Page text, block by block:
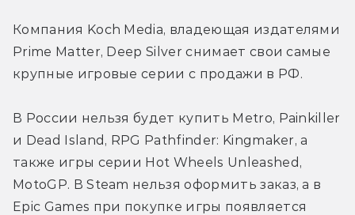
Компания Koch Media, владеющая издателями
Prime Matter, Deep Silver снимает свои самые
крупные игровые серии с продажи в РФ.
В России нельзя будет купить Metro, Painkiller
и Dead Island, RPG Pathfinder: Kingmaker, а
также игры серии Hot Wheels Unleashed,
MotoGP. В Steam нельзя оформить заказ, а в
Epic Games при покупке игры появляется